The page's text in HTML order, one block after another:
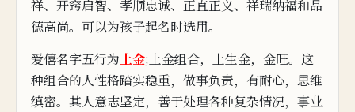
祥、开窍启智、孝顺忠诚、正直正义、祥瑞纳福和品
德高尚。可以为孩子起名时选用。
爱僖名字五行为土金;土金组合，土生金，金旺。这
种组合的人性格踏实稳重，做事负责，有耐心，思维
缜密。 其人意志坚定，善于处理各种复杂情况， 事业